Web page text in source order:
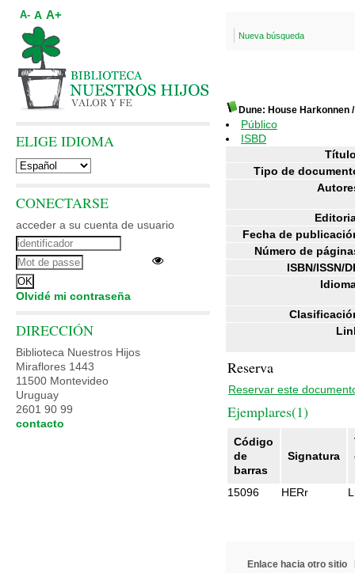
Nueva búsqueda
Dune: House Harkonnen
Público
ISBD
Tipo de
Fecha de
Número de
ISBN/ISSN/
Reserva
Reservar este
Ejemplares(1)
Código
de
barras
Signatura
15096
HERr
Enlace hacia otro sitio
A- A A+
ELIGE IDIOMA
CONECTARSE
acceder a su cuenta de usuario
Olvidé mi contraseña
DIRECCIÓN
Biblioteca Nuestros Hijos
Miraflores 1443
11500 Montevideo
Uruguay
2601 90 99
contacto